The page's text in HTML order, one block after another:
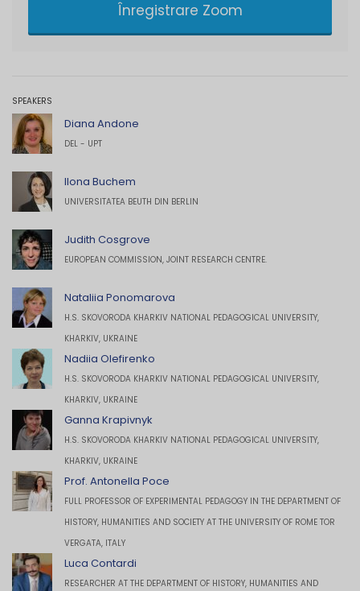
Înregistrare Zoom
SPEAKERS
Diana Andone
DEL - UPT
Ilona Buchem
UNIVERSITATEA BEUTH DIN BERLIN
Judith Cosgrove
EUROPEAN COMMISSION, JOINT RESEARCH CENTRE.
Nataliia Ponomarova
H.S. SKOVORODA KHARKIV NATIONAL PEDAGOGICAL UNIVERSITY,
KHARKIV, UKRAINE
Nadiia Olefirenko
H.S. SKOVORODA KHARKIV NATIONAL PEDAGOGICAL UNIVERSITY,
KHARKIV, UKRAINE
Ganna Krapivnyk
H.S. SKOVORODA KHARKIV NATIONAL PEDAGOGICAL UNIVERSITY,
KHARKIV, UKRAINE
Prof. Antonella Poce
FULL PROFESSOR OF EXPERIMENTAL PEDAGOGY IN THE DEPARTMENT OF
HISTORY, HUMANITIES AND SOCIETY AT THE UNIVERSITY OF ROME TOR
VERGATA, ITALY
Luca Contardi
RESEARCHER AT THE DEPARTMENT OF HISTORY, HUMANITIES AND